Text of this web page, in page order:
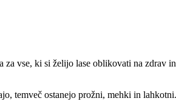
vse, ki si želijo lase oblikovati na zdrav
temveč ostanejo prožni, mehki in lahkotni.